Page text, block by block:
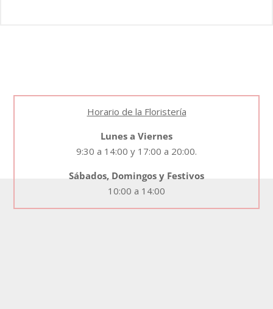
Horario de la Floristería
Lunes a Viernes
9:30 a 14:00 y 17:00 a 20:00.
Sábados, Domingos y Festivos
10:00 a 14:00